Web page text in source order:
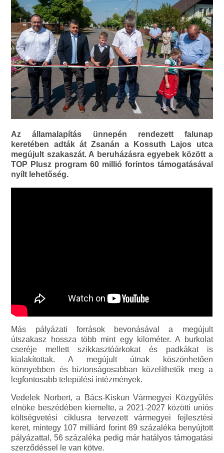
Az államalapítás ünnepén rendezett falunap
keretében adták át Zsanán a Kossuth Lajos utca
megújult szakaszát. A beruházásra egyebek között a
TOP Plusz program 60 millió forintos támogatásával
nyílt lehetőség.
Más pályázati források bevonásával a megújult
útszakasz hossza több mint egy kilométer. A burkolat
cseréje mellett szikkasztóárkokat és padkákat is
kialakítottak. A megújult útnak köszönhetően
könnyebben és biztonságosabban közelíthetők meg a
legfontosabb települési intézmények.
Vedelek Norbert, a Bács-Kiskun Vármegyei Közgyűlés
elnöke beszédében kiemelte, a 2021-2027 közötti uniós
költségvetési ciklusra tervezett vármegyei fejlesztési
keret, mintegy 107 milliárd forint 89 százaléka benyújtott
pályázattal, 56 százaléka pedig már hatályos támogatási
szerződéssel le van kötve.